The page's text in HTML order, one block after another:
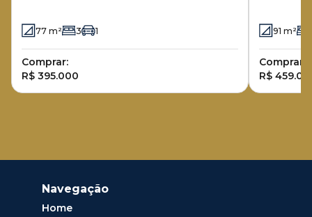
77 m² 3 1
Comprar:
R$ 395.000
91 m²
Comprar:
R$
Navegação
Home